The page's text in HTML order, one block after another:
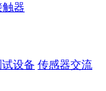
触器
设备 传感器交流